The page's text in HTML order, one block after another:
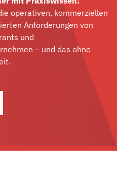
operativen, kommerziellen
Anforderungen von
und
– und das ohne